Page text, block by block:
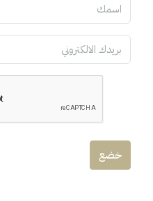
خضع